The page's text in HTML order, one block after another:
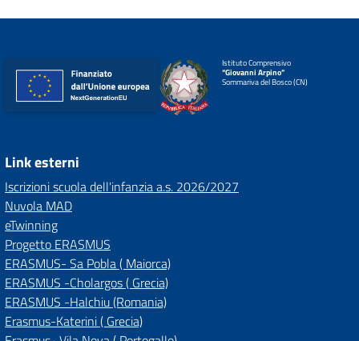
Istituto Comprensivo
“Giovanni Arpino”
Sommariva del Bosco (CN)
Link esterni
Iscrizioni scuola dell'infanzia a.s. 2026/2027
Nuvola MAD
eTwinning
Progetto ERASMUS
ERASMUS- Sa Pobla ( Maiorca)
ERASMUS -Cholargos ( Grecia)
ERASMUS -Halchiu (Romania)
Erasmus-Katerini ( Grecia)